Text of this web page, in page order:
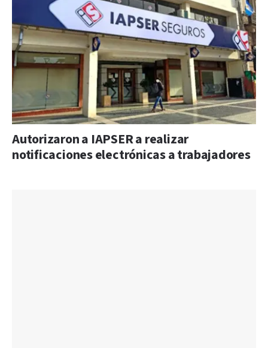
Autorizaron a IAPSER a realizar
notificaciones electrónicas a trabajadores